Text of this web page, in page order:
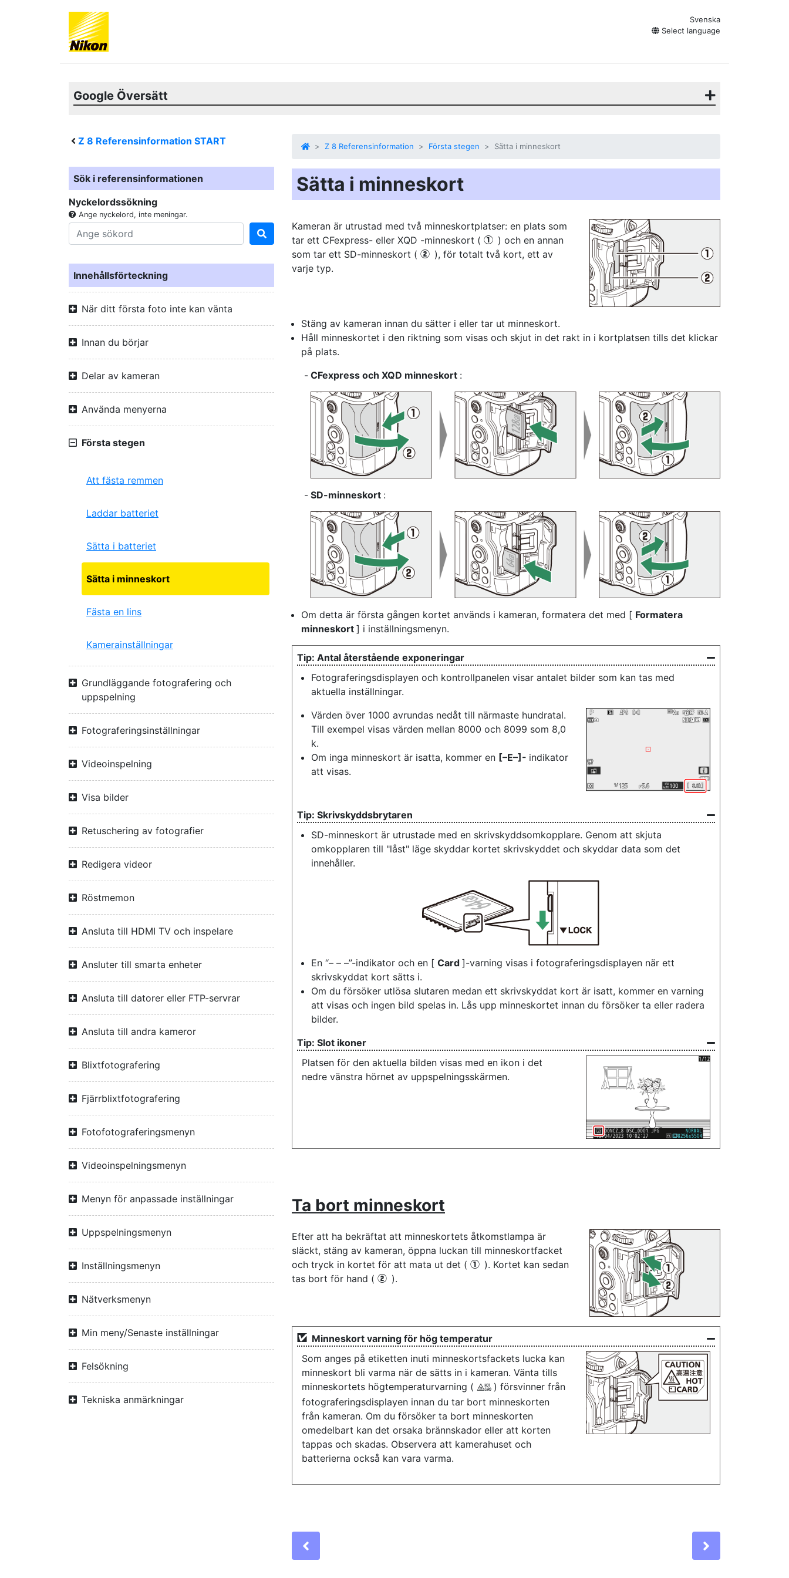
Svenska
Select language
Google Översätt
Z 8 Referensinformation START
Sök i referensinformationen
Nyckelordssökning
Ange nyckelord, inte meningar.
Innehållsförteckning
När ditt första foto inte kan vänta
Innan du börjar
Delar av kameran
Använda menyerna
Första stegen
Att fästa remmen
Laddar batteriet
Sätta i batteriet
Sätta i minneskort
Fästa en lins
Kamerainställningar
Grundläggande fotografering och
uppspelning
Fotograferingsinställningar
Videoinspelning
Visa bilder
Retuschering av fotografier
Redigera videor
Röstmemon
Ansluta till HDMI TV och inspelare
Ansluter till smarta enheter
Ansluta till datorer eller FTP-servrar
Ansluta till andra kameror
Blixtfotografering
Fjärrblixtfotografering
Fotofotograferingsmenyn
Videoinspelningsmenyn
Menyn för anpassade inställningar
Uppspelningsmenyn
Inställningsmenyn
Nätverksmenyn
Min meny/Senaste inställningar
Felsökning
Tekniska anmärkningar
Z 8 Referensinformation Första stegen Sätta i minneskort
Sätta i minneskort
Kameran är utrustad med två minneskortplatser: en plats som
tar ett CFexpress- eller XQD -minneskort ( q ) och en annan
som tar ett SD-minneskort ( w ), för totalt två kort, ett av
varje typ.
Stäng av kameran innan du sätter i eller tar ut minneskort.
Håll minneskortet i den riktning som visas och skjut in det rakt in i kortplatsen tills det klickar
på plats.
CFexpress och XQD minneskort :
SD-minneskort :
Om detta är första gången kortet används i kameran, formatera det med [ Formatera
minneskort ] i inställningsmenyn.
Antal återstående exponeringar
Fotograferingsdisplayen och kontrollpanelen visar antalet bilder som kan tas med
aktuella inställningar.
Värden över 1000 avrundas nedåt till närmaste hundratal.
Till exempel visas värden mellan 8000 och 8099 som 8,0
k.
Om inga minneskort är isatta, kommer en [–E–]- indikator
att visas.
Skrivskyddsbrytaren
SD-minneskort är utrustade med en skrivskyddsomkopplare. Genom att skjuta
omkopplaren till "låst" läge skyddar kortet skrivskyddet och skyddar data som det
innehåller.
En “– – –”-indikator och en [ Card ]-varning visas i fotograferingsdisplayen när ett
skrivskyddat kort sätts i.
Om du försöker utlösa slutaren medan ett skrivskyddat kort är isatt, kommer en varning
att visas och ingen bild spelas in. Lås upp minneskortet innan du försöker ta eller radera
bilder.
Slot ikoner
Platsen för den aktuella bilden visas med en ikon i det
nedre vänstra hörnet av uppspelningsskärmen.
Ta bort minneskort
Efter att ha bekräftat att minneskortets åtkomstlampa är
släckt, stäng av kameran, öppna luckan till minneskortfacket
och tryck in kortet för att mata ut det ( q ). Kortet kan sedan
tas bort för hand ( w ).
Minneskort varning för hög temperatur
Som anges på etiketten inuti minneskortsfackets lucka kan
minneskort bli varma när de sätts in i kameran. Vänta tills
minneskortets högtemperaturvarning ( X ) försvinner från
fotograferingsdisplayen innan du tar bort minneskorten
från kameran. Om du försöker ta bort minneskorten
omedelbart kan det orsaka brännskador eller att korten
tappas och skadas. Observera att kamerahuset och
batterierna också kan vara varma.